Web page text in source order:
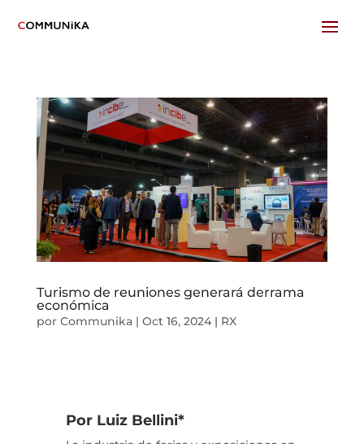
Turismo de reuniones generará derrama
económica
por Communika| Oct 16, 2024| RX
Por Luiz Bellini*